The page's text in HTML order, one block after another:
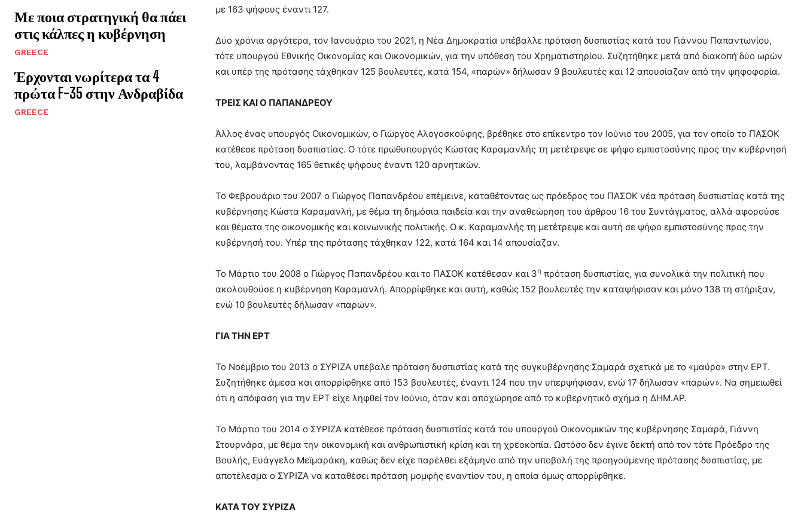
Με ποια στρατηγική θα πάει
στις κάλπες η κυβέρνηση
GREECE
Έρχονται νωρίτερα τα 4
πρώτα F-35 στην Ανδραβίδα
GREECE
με 163 ψήφους έναντι 127.
Δύο χρόνια αργότερα, τον Ιανουάριο του 2021, η Νέα Δημοκρατία υπέβαλλε πρόταση δυσπιστίας κατά του Γιάννου Παπαντωνίου,
τότε υπουργού Εθνικής Οικονομίας και Οικονομικών, για την υπόθεση του Χρηματιστηρίου. Συζητήθηκε μετά από διακοπή δύο ωρών
και υπέρ της πρότασης τάχθηκαν 125 βουλευτές, κατά 154, «παρών» δήλωσαν 9 βουλευτές και 12 απουσίαζαν από την ψηφοφορία.
ΤΡΕΙΣ ΚΑΙ Ο ΠΑΠΑΝΔΡΕΟΥ
Άλλος ένας υπουργός Οικονομικών, ο Γιώργος Αλογοσκούφης, βρέθηκε στο επίκεντρο τον Ιούνιο του 2005, για τον οποίο το ΠΑΣΟΚ
κατέθεσε πρόταση δυσπιστίας. Ο τότε πρωθυπουργός Κώστας Καραμανλής τη μετέτρεψε σε ψήφο εμπιστοσύνης προς την κυβέρνησή
του, λαμβάνοντας 165 θετικές ψήφους έναντι 120 αρνητικών.
Το Φεβρουάριο του 2007 ο Γιώργος Παπανδρέου επέμεινε, καταθέτοντας ως πρόεδρος του ΠΑΣΟΚ νέα πρόταση δυσπιστίας κατά της
κυβέρνησης Κώστα Καραμανλή, με θέμα τη δημόσια παιδεία και την αναθεώρηση του άρθρου 16 του Συντάγματος, αλλά αφορούσε
και θέματα της οικονομικής και κοινωνικής πολιτικής. Ο κ. Καραμανλής τη μετέτρεψε και αυτή σε ψήφο εμπιστοσύνης προς την
κυβέρνησή του. Υπέρ της πρότασης τάχθηκαν 122, κατά 164 και 14 απουσίαζαν.
Το Μάρτιο του 2008 ο Γιώργος Παπανδρέου και το ΠΑΣΟΚ κατέθεσαν και 3η πρόταση δυσπιστίας, για συνολικά την πολιτική που
ακολουθούσε η κυβέρνηση Καραμανλή. Απορρίφθηκε και αυτή, καθώς 152 βουλευτές την καταψήφισαν και μόνο 138 τη στήριξαν,
ενώ 10 βουλευτές δήλωσαν «παρών».
ΓΙΑ ΤΗΝ ΕΡΤ
Το Νοέμβριο του 2013 ο ΣΥΡΙΖΑ υπέβαλε πρόταση δυσπιστίας κατά της συγκυβέρνησης Σαμαρά σχετικά με το «μαύρο» στην ΕΡΤ.
Συζητήθηκε άμεσα και απορρίφθηκε από 153 βουλευτές, έναντι 124 που την υπερψήφισαν, ενώ 17 δήλωσαν «παρών». Να σημειωθεί
ότι η απόφαση για την ΕΡΤ είχε ληφθεί τον Ιούνιο, όταν και αποχώρησε από το κυβερνητικό σχήμα η ΔΗΜ.ΑΡ.
Το Μάρτιο του 2014 ο ΣΥΡΙΖΑ κατέθεσε πρόταση δυσπιστίας κατά του υπουργού Οικονομικών της κυβέρνησης Σαμαρά, Γιάννη
Στουρνάρα, με θέμα την οικονομική και ανθρωπιστική κρίση και τη χρεοκοπία. Ωστόσο δεν έγινε δεκτή από τον τότε Πρόεδρο της
Βουλής, Ευάγγελο Μεϊμαράκη, καθώς δεν είχε παρέλθει εξάμηνο από την υποβολή της προηγούμενης πρότασης δυσπιστίας, με
αποτέλεσμα ο ΣΥΡΙΖΑ να καταθέσει πρόταση μομφής εναντίον του, η οποία όμως απορρίφθηκε.
ΚΑΤΑ ΤΟΥ ΣΥΡΙΖΑ